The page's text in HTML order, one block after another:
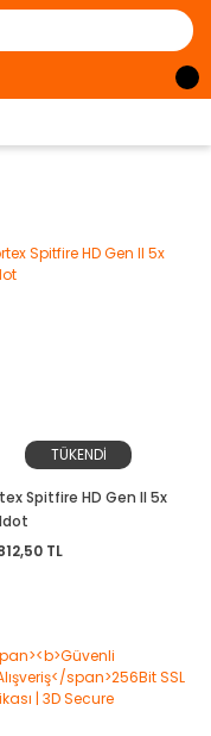
TÜKENDİ
Spitfire HD Gen II 5x
TL